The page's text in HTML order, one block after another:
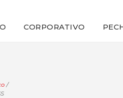
CORPORATIVO
/